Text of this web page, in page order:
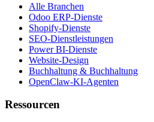
Alle Branchen
Odoo ERP-Dienste
Shopify-Dienste
SEO-Dienstleistungen
Power BI-Dienste
Website-Design
Buchhaltung & Buchhaltung
OpenClaw-KI-Agenten
Ressourcen